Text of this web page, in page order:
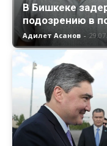
В Бишкеке
подозрению в
Адилет Асанов -